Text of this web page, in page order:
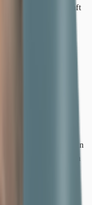
der Liegenschaft
Strom
beträgt 54.31
City in unmittelbarer
zeichnet
Verkehrsanbindung in
ist in wenigen Minuten
des